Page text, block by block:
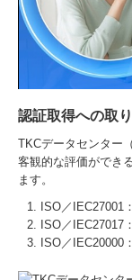
認証取得への取
TKCデータセンター
客観的な評価ができ
ます。
ISO／IEC27001
ISO／IEC27017
ISO／IEC20000